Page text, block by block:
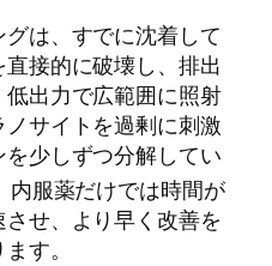
は、すでに沈着して
接的に破壊し、排出
出力で広範囲に照射
サイトを過剰に刺激
少しずつ分解してい
内服薬だけでは時間が
せ、より早く改善を
す。